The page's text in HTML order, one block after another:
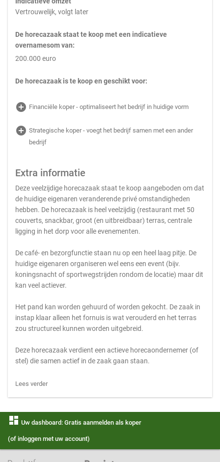
Vertrouwelijk, volgt later
De horecazaak staat te koop met een indicatieve
overnamesom van:
200.000 euro
De horecazaak is te koop en geschikt voor:
add_circle Financiële koper - optimaliseert het bedrijf in huidige vorm
add_circle Strategische koper - voegt het bedrijf samen met een ander
bedrijf
Extra informatie
Deze veelzijdige horecazaak staat te koop aangeboden om dat
de huidige eigenaren veranderende privé omstandigheden
hebben. De horecazaak is heel veelzijdig (restaurant met 50
couverts, snackbar, groot (en uitbreidbaar) terras, centrale
ligging in het dorp voor alle evenementen.
De café- en bezorgfunctie staan nu op een heel laag pitje. De
huidige eigenaren organiseren wel eens een event (bijv.
koningsnacht of sportwegstrijden rondom de locatie) maar dit
kan veel actiever.
Het pand kan worden gehuurd of worden gekocht. De zaak in
instap klaar alleen het fornuis is wat verouderd en het terras
zou structureel kunnen worden uitgebreid.
Deze horecazaak verdient een actieve horecaondernemer (of
stel) die samen actief in de zaak gaan staan.
Lees verder
dashboard Uw dashboard: Gratis aanmelden als koper
(of inloggen met uw account)